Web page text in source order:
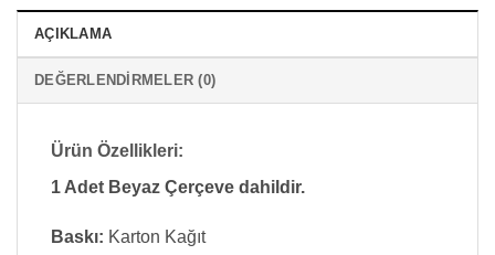
AÇIKLAMA
DEĞERLENDIRMELER (0)
Ürün Özellikleri:
1 Adet Beyaz Çerçeve dahildir.
Baskı: Karton Kağıt